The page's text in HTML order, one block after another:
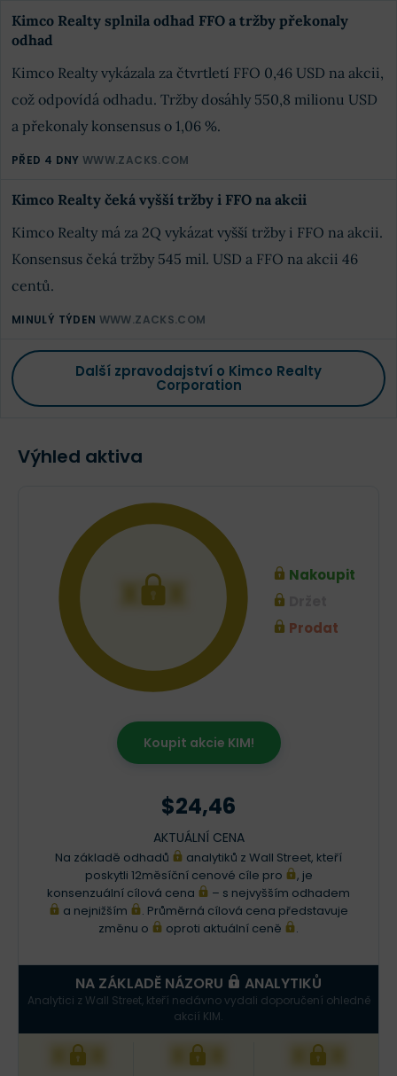
Kimco Realty splnila odhad FFO a tržby překonaly
odhad
Kimco Realty vykázala za čtvrtletí FFO 0,46 USD na akcii,
což odpovídá odhadu. Tržby dosáhly 550,8 milionu USD
a překonaly konsensus o 1,06 %.
PŘED 4 DNY WWW.ZACKS.COM
Kimco Realty čeká vyšší tržby i FFO na akcii
Kimco Realty má za 2Q vykázat vyšší tržby i FFO na akcii.
Konsensus čeká tržby 545 mil. USD a FFO na akcii 46
centů.
MINULÝ TÝDEN WWW.ZACKS.COM
Další zpravodajství o Kimco Realty
Corporation
Výhled aktiva
XXX
Nakoupit
Prodat
Koupit akcie KIM!
$24,46
AKTUÁLNÍ CENA
Na základě odhadů
analytiků z Wall Street, kteří
poskytli 12měsíční cenové cíle pro
, je
konsenzuální cílová cena
– s nejvyšším odhadem
a nejnižším
. Průměrná cílová cena představuje
změnu o
oproti aktuální ceně .
NA ZÁKLADĚ NÁZORU ANALYTIKŮ
Analytici z Wall Street, kteří nedávno vydali doporučení ohledně
akcií KIM.
XXX XXX XXX